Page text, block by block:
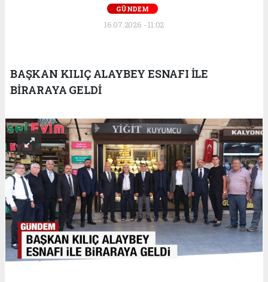
GÜNDEM
16.07.2026 - 11:02
BAŞKAN KILIÇ ALAYBEY ESNAFI İLE
BİRARAYA GELDİ